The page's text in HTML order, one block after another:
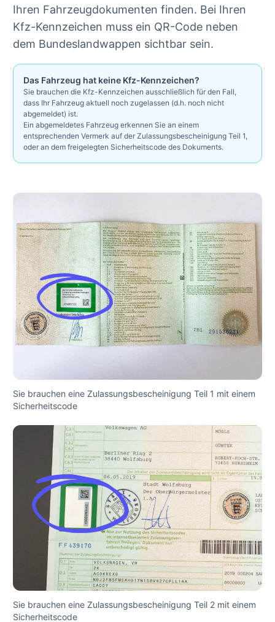
Ihren Fahrzeugdokumenten finden. Bei Ihren
Kfz-Kennzeichen muss ein QR-Code neben
dem Bundeslandwappen sichtbar sein.
Das Fahrzeug hat keine Kfz-Kennzeichen?
Sie brauchen die Kfz-Kennzeichen ausschließlich für den Fall,
dass Ihr Fahrzeug aktuell noch zugelassen (d.h. noch nicht
abgemeldet) ist.
Ein abgemeldetes Fahrzeug erkennen Sie an einem
entsprechenden Vermerk auf der Zulassungsbescheinigung Teil 1,
oder an dem freigelegten Sicherheitscode des Dokuments.
Sie brauchen eine Zulassungsbescheinigung Teil 1 mit einem
Sicherheitscode
Sie brauchen eine Zulassungsbescheinigung Teil 2 mit einem
Sicherheitscode